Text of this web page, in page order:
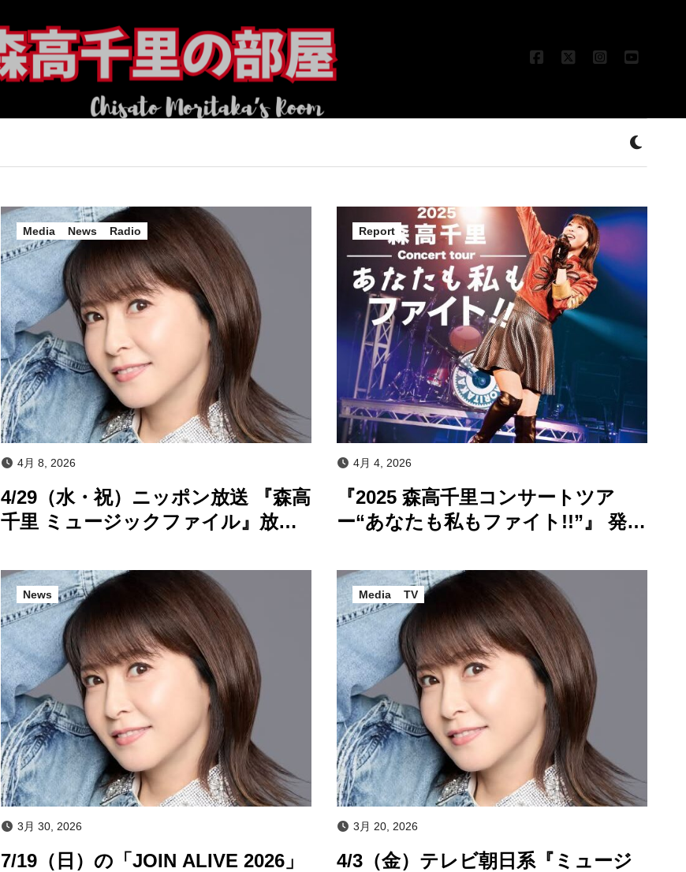
Media News Radio
4月 8, 2026
4/29（水・祝）ニッポン放送 『森高
千里 ミュージックファイル』放送
Report
4月 4, 2026
『2025 森高千里コンサートツア
ー“あなたも私もファイト!!”』 発売
News
3月 30, 2026
7/19（日）の「JOIN ALIVE 2026」
Media TV
3月 20, 2026
4/3（金）テレビ朝日系『ミュージ